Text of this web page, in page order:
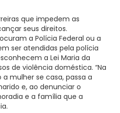
que impedem as
seus direitos.
a Polícia Federal ou a
ser atendidas pela polícia
a Lei Maria da
de violência doméstica. “Na
mulher se casa, passa a
e, ao denunciar o
e a família que a